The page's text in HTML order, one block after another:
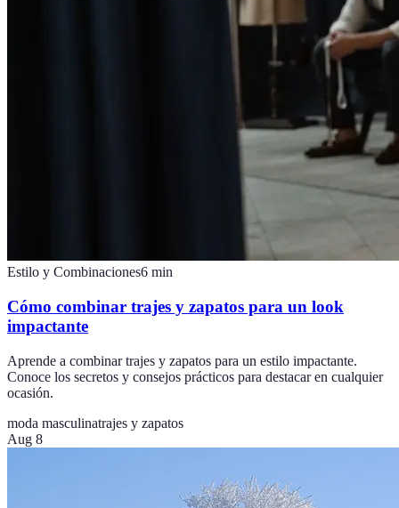
Estilo y Combinaciones6 min
Cómo combinar trajes y zapatos para un look
impactante
Aprende a combinar trajes y zapatos para un estilo impactante.
Conoce los secretos y consejos prácticos para destacar en cualquier
ocasión.
moda masculinatrajes y zapatos
Aug 8